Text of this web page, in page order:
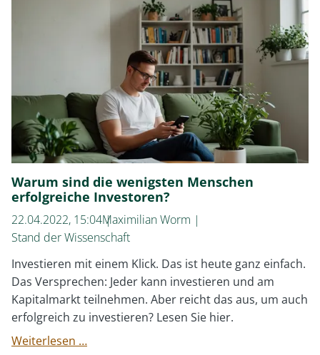
überhaupt
investieren?
Warum sind die wenigsten Menschen
erfolgreiche Investoren?
22.04.2022, 15:04Maximilian Worm
Stand der Wissenschaft
Investieren mit einem Klick. Das ist heute ganz einfach.
Das Versprechen: Jeder kann investieren und am
Kapitalmarkt teilnehmen. Aber reicht das aus, um auch
erfolgreich zu investieren? Lesen Sie hier.
Weiterlesen …Warum